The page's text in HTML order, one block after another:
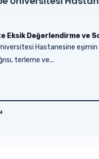
Eksik Değerlendirme ve
Hastanesine eşimin
terleme ve...